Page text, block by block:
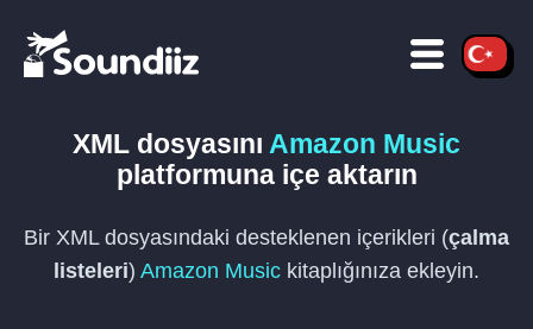
XML dosyasını Amazon Music
platformuna içe aktarın
Bir XMLdosyasındaki desteklenen içerikleri (çalma
listeleri) Amazon Music kitaplığınıza ekleyin.